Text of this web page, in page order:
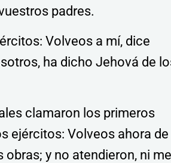
padres.
Volveos a mí, dice
ha dicho Jehová de
clamaron los primeros
ejércitos: Volveos ahora de
y no atendieron, ni me